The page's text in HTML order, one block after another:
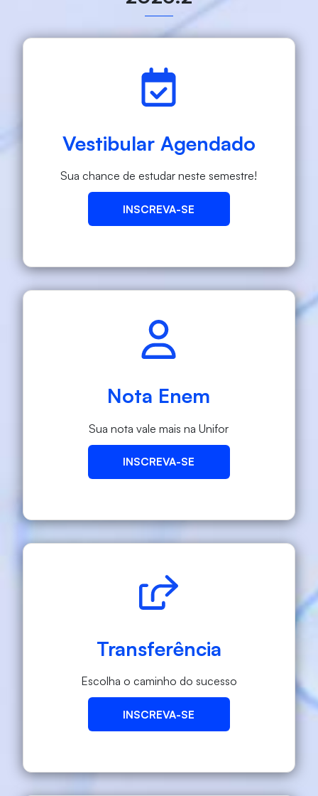
Vestibular Agendado
Sua chance de estudar neste semestre!
INSCREVA-SE
Nota Enem
Sua nota vale mais na Unifor
INSCREVA-SE
Transferência
Escolha o caminho do sucesso
INSCREVA-SE